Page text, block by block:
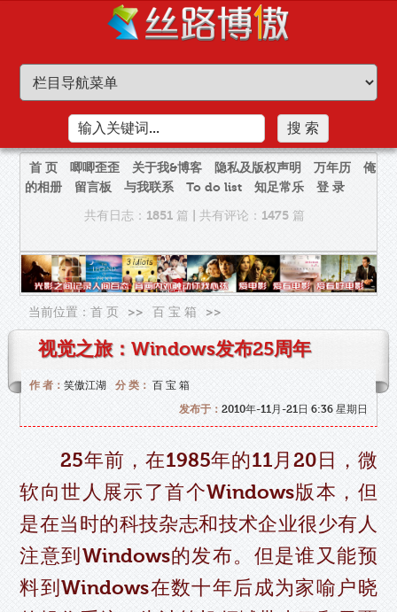
首 页 唧唧歪歪 关于我&博客 隐私及版权声明 万年历
俺
的相册
留言板 与我联系 To do list 知足常乐
登 录
共有日志：1851 篇
共有评论：1475 篇
当前位置：首 页 >> 百 宝 箱 >>
视觉之旅：Windows发布25周年
作 者：笑傲江湖 分 类： 百 宝 箱
发布于： 2010年-11月-21日 6:36 星期日
25年前，在1985年的11月20日，微
软向世人展示了首个Windows版本，但
是在当时的科技杂志和技术企业很少有人
注意到Windows的发布。但是谁又能预
料到Windows在数十年后成为家喻户晓